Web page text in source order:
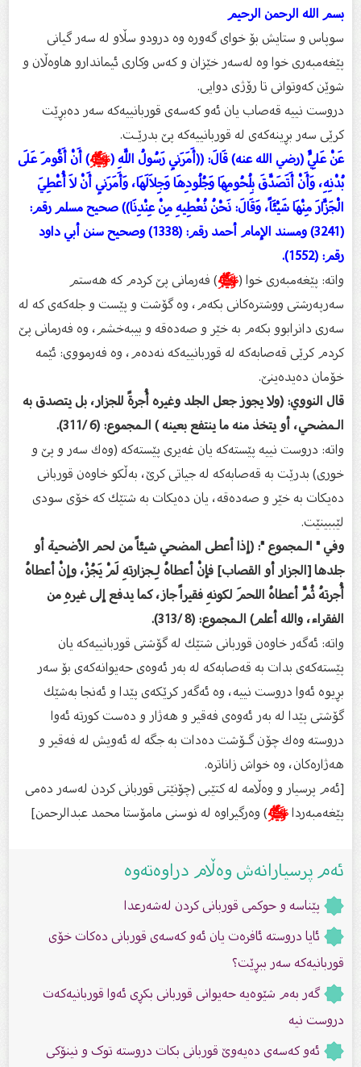
بسم الله الرحمن الرحیم
سوپاس و ستایش بۆ خواى گەورە وە درودو سڵاو لە سەر گیانى
پێغەمبەرى خوا وە لەسەر خێزان و كەس وكارى ئیماندارو هاوەڵان و
شوێن كەوتوانى تا رۆژى دوایى.
دروست نییە قەصاب یان ئەو كەسەی قوربانییەكە سەر دەبڕێت
كرێی سەر بڕینەكەی لە قوربانییەكە پێ بدرێـت.
عَنْ عَلِيٍّ (رضي الله عنه) قَالَ: ((أَمَرَنِي رَسُولُ اللَّهِ (ﷺ) أَنْ أَقُومَ عَلَى
بُدْنِهِ، وَأَنْ أَتَصَدَّقَ بِلُحُومِهَا وَجُلُودِهَا وَجِلاَلَهَا، وَأَمَرَنِي أَنْ لاَ أُعْطِيَ
الْجَزَّارَ مِنْهَا شَيْئَاً، وَقَالَ: نَحْنُ نُعْطِيهِ مِنْ عِنْدِنَا)) صحيح مسلم رقم:
(3241) ومسند الإمام أحمد رقم: (1338) وصحيح سنن أبي داود
رقم: (1552).
واتە: پێغەمبەری خوا (ﷺ) فەرمانی پێ كردم كە هەستم
سەرپەرشتی ووشترەكانی بكەم، وە گۆشت و پێست و جلەكەی كە لە
سەری دانرابوو بكەم بە خێر و صەدەقە و بیبەخشم، وە فەرمانی پێ
كردم كرێی قەصابەكە لە قوربانییەكە نەدەم، وە فەرمووی: ئێمە
خۆمان دەیدەینێ.
قال النووي: (ولا يجوز جعل الجلد وغيره أُجرةً للجزار، بل يتصدق به
الـمضحي، أو يتخذ منه ما ينتفع بعينه ) الـمجموع: (6 /311).
واتە: دروست نییە پێستەكە یان غەیری پێستەكە (وەك سەر و پێ و
خوری) بدرێت بە قەصابەكە لە جیاتی كرێ، بەڵكو خاوەن قوربانی
دەیكات بە خێر و صەدەقە، یان دەیكات بە شتێك كە خۆی سودی
لێببینێت.
وفي " الـمجموع ": (إذا أعطى المضحي شيئاً من لحم الأضحية أو
جلدها [الجزار أو القصاب] فإنْ أعطاهُ لِـجزارتهِ لَمْ يَجُزْ، وإنْ أعطاهُ
أُجرتهُ ثُمَّ أعطاهُ اللحمَ لكونهِ فقيراً جاز، كما يدفع إلى غيرهِ من
الفقراء، والله أعلم) الـمجموع: (8 /313).
واتە: ئەگەر خاوەن قوربانی شتێك لە گۆشتی قوربانییەكە یان
پێستەكەی بدات بە قەصابەكە لە بەر ئەوەی حەیوانەكەی بۆ سەر
بڕیوە ئەوا دروست نییە، وە ئەگەر كرێكەی پێدا و ئەنجا بەشێك
گۆشتی پێدا لە بەر ئەوەی فەقیر و هەژار و دەست كورتە ئەوا
دروستە وەك چۆن گـۆشت دەدات بە جگە لە ئەویش لە فەقیر و
هەژارەكان، وە خواش زاناترە.
[ئەم پرسیار و وەڵامە لە كتێبی (چۆنێتى قوربانى كردن لەسەر دەمى
پێغەمبەرداﷺ) وەرگیراوە لە نوسنی مامۆستا محمد عبدالرحمن]
ئەم پرسیارانەش وەڵام دراوەتەوە
پێناسە و حوكمی قوربانی كردن لەشەرعدا
ئایا دروستە ئافرەت یان ئەو کەسەى قوربانى دەکات خۆی
قوربانیەکە سه‌ر ببڕێت؟
گەر بەم شێوەیە حەیوانی قوربانی بكڕی ئەوا قوربانیەكەت
دروست نیە
ئەو کەسەى دەیەوێ قوربانى بکات دروستە توک و نینۆکى